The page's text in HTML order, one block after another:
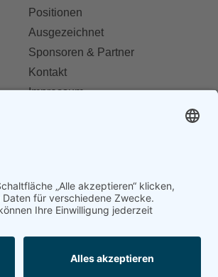
Positionen
Ausgezeichnet
Sponsoren & Partner
Kontakt
Impressum